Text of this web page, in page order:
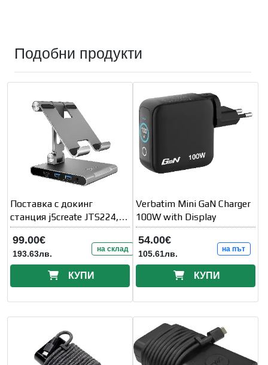
Подобни продукти
Поставка с докинг
станция j5create JTS224,
За iPad Pro
99.00€
193.63лв. на склад
КУПИ
Verbatim Mini GaN Charger
100W with Display
54.00€
105.61лв. на път
КУПИ